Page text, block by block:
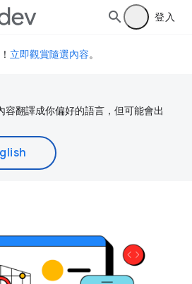
登入
立即觀賞隨選內容。
容翻譯成你偏好的語言，但可能會出